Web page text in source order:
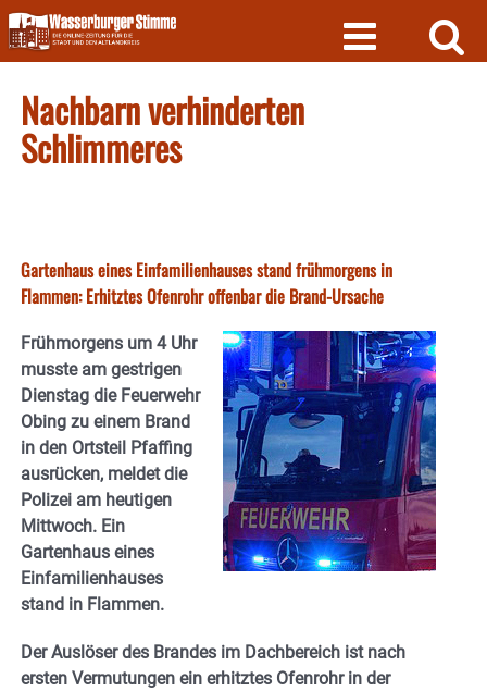
Skip
to
content
Nachbarn verhinderten
Schlimmeres
Gartenhaus eines Einfamilienhauses stand frühmorgens in
Flammen: Erhitztes Ofenrohr offenbar die Brand-Ursache
Frühmorgens um 4 Uhr
musste am gestrigen
Dienstag die Feuerwehr
Obing zu einem Brand
in den Ortsteil Pfaffing
ausrücken, meldet die
Polizei am heutigen
Mittwoch. Ein
Gartenhaus eines
Einfamilienhauses
stand in Flammen.
Der Auslöser des Brandes im Dachbereich ist nach
ersten Vermutungen ein erhitztes Ofenrohr in der